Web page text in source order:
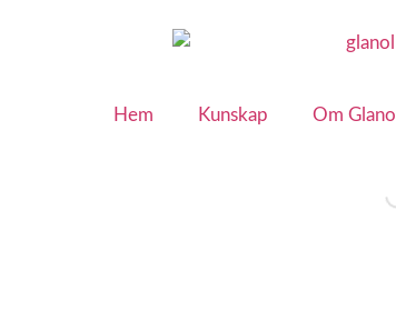
Hem Kunskap Om Glanol